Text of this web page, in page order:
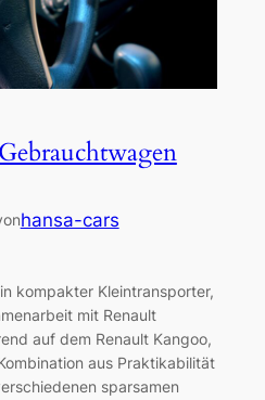
hansa-cars
kompakter Kleintransporter,
mit Renault
auf dem Renault Kangoo,
aus Praktikabilität
sparsamen